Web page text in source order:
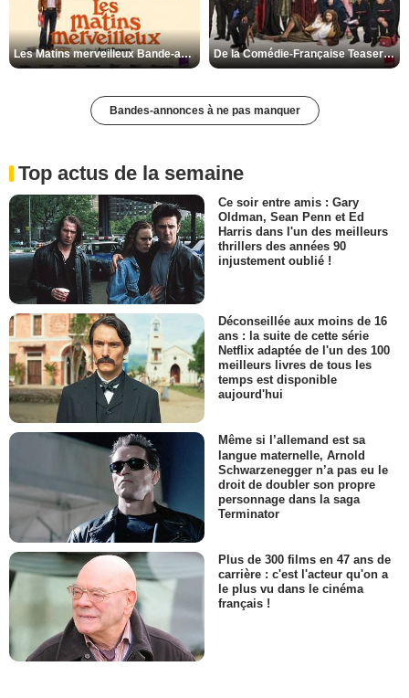
Les Matins merveilleux Bande-annonce VF De la Comédie-Française Teaser VF
Bandes-annonces à ne pas manquer
Top actus de la semaine
Ce soir entre amis : Gary
Oldman, Sean Penn et Ed
Harris dans l'un des meilleurs
thrillers des années 90
injustement oublié !
Déconseillée aux moins de 16
ans : la suite de cette série
Netflix adaptée de l'un des 100
meilleurs livres de tous les
temps est disponible
aujourd'hui
Même si l’allemand est sa
langue maternelle, Arnold
Schwarzenegger n’a pas eu le
droit de doubler son propre
personnage dans la saga
Terminator
Plus de 300 films en 47 ans de
carrière : c'est l'acteur qu'on a
le plus vu dans le cinéma
français !